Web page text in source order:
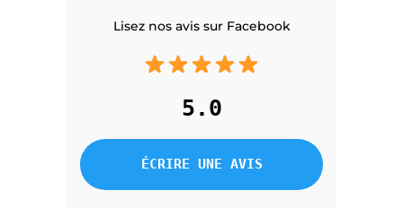
Lisez nos avis sur Facebook
5.0
ÉCRIRE UNE AVIS